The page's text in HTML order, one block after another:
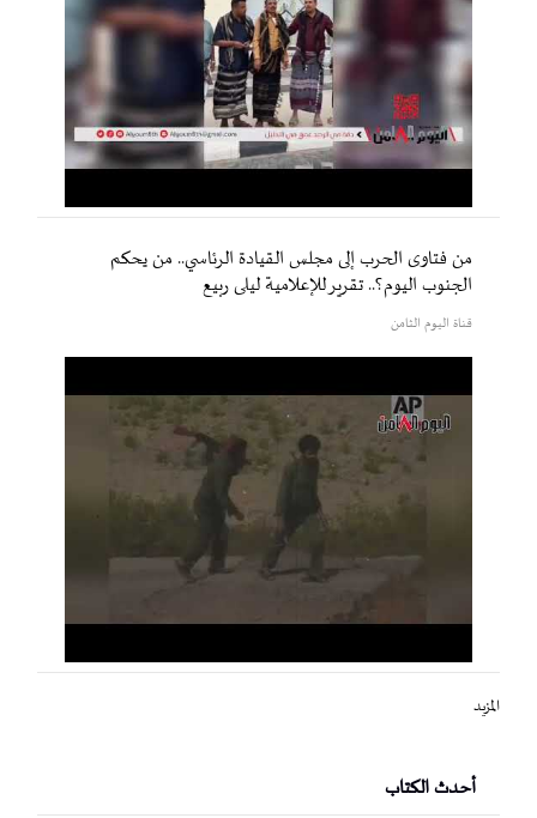
من فتاوى الحرب إلى مجلس القيادة الرئاسي.. من يحكم
الجنوب اليوم؟.. تقرير للإعلامية ليلى ربيع
قناة اليوم الثامن
المزيد
أحدث الكتاب